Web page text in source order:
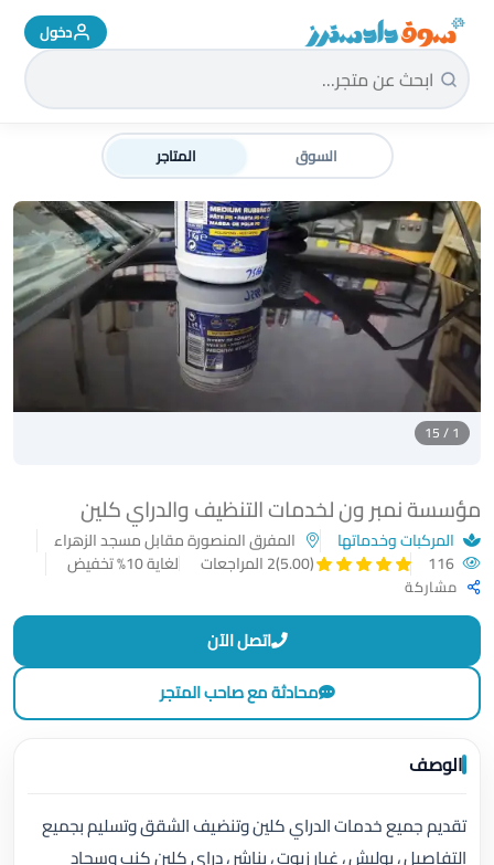
سوق دادسترز الرئيسية دخول
السوق المتاجر
مؤسسة نمبر ون لخدمات التنظيف والدراي كلين
المركبات وخدماتها
المفرق المنصورة مقابل مسجد الزهراء
(5.00) 2 المراجعات لغاية 10% تخفيض
مشاركة
1 / 15
اتصل الآن
محادثة مع صاحب المتجر
الوصف
تقديم جميع خدمات الدراي كلين وتنضيف الشقق وتسليم بجميع
التفاصيل ، بوليش ، غيار زيوت ، بناشر ، دراي كلين كنب وسجاد